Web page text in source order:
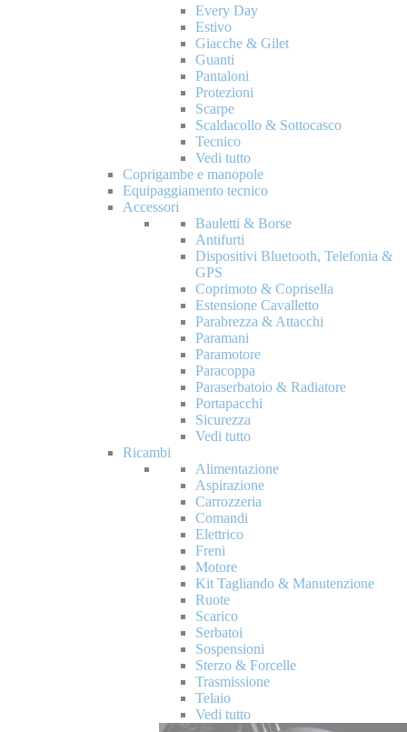
Every Day
Estivo
Giacche & Gilet
Guanti
Pantaloni
Protezioni
Scarpe
Scaldacollo & Sottocasco
Tecnico
Vedi tutto
Coprigambe e manopole
Equipaggiamento tecnico
Accessori
Bauletti & Borse
Antifurti
Dispositivi Bluetooth, Telefonia &
GPS
Coprimoto & Coprisella
Estensione Cavalletto
Parabrezza & Attacchi
Paramani
Paramotore
Paracoppa
Paraserbatoio & Radiatore
Portapacchi
Sicurezza
Vedi tutto
Ricambi
Alimentazione
Aspirazione
Carrozzeria
Comandi
Elettrico
Freni
Motore
Kit Tagliando & Manutenzione
Ruote
Scarico
Serbatoi
Sospensioni
Sterzo & Forcelle
Trasmissione
Telaio
Vedi tutto